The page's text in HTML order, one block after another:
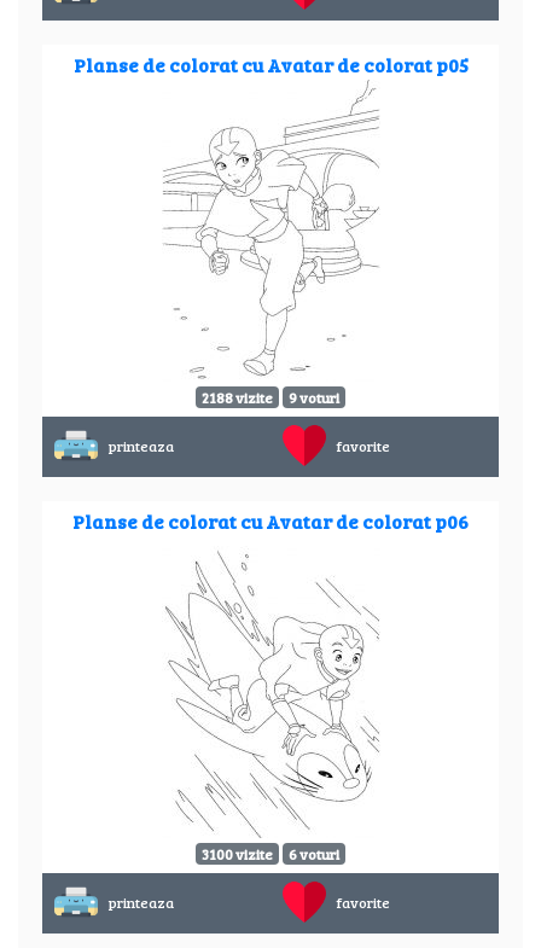
Planse de colorat cu Avatar de colorat p05
2188 vizite 9 voturi
printeaza favorite
Planse de colorat cu Avatar de colorat p06
3100 vizite 6 voturi
printeaza favorite